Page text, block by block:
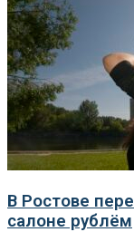
В Ростове
салоне рублём